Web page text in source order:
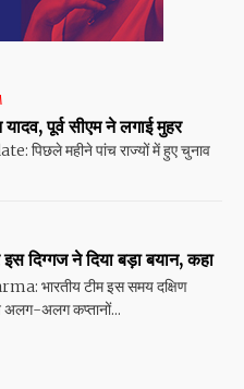
पूर्व सीएम ने लगाई मुहर
महीने पांच राज्यों में हुए चुनाव
ने दिया बड़ा बयान, कहा
भारतीय टीम इस समय दक्षिण
अलग-अलग कप्तानों...